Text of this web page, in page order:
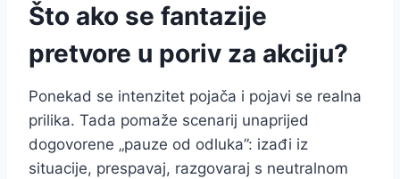
Što ako se fantazije
pretvore u poriv za akciju?
Ponekad se intenzitet pojača i pojavi se realna
prilika. Tada pomaže scenarij unaprijed
dogovorene „pauze od odluka”: izađi iz
situacije, prespavaj, razgovaraj s neutralnom